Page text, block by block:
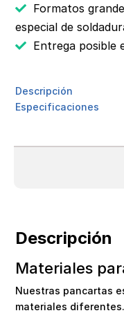
Formatos
especial de
Entrega posible
Descripción
Especificaciones
Descripción
Materiales
Nuestras pancartas
materiales diferentes.